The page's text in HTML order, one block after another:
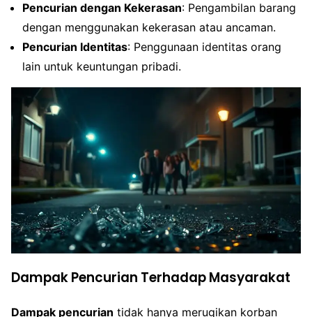
Pencurian dengan Kekerasan: Pengambilan barang
dengan menggunakan kekerasan atau ancaman.
Pencurian Identitas: Penggunaan identitas orang
lain untuk keuntungan pribadi.
Dampak Pencurian Terhadap Masyarakat
Dampak pencurian tidak hanya merugikan korban